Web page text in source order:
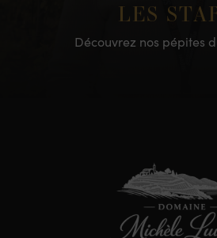
LES
Découvrez nos pépites